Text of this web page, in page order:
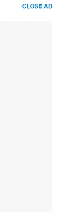
CLOSE AD